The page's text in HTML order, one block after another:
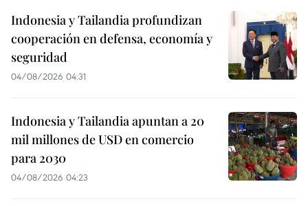
Indonesia y Tailandia profundizan
cooperación en defensa, economía y
seguridad
04/08/2026 04:31
Indonesia y Tailandia apuntan a 20
mil millones de USD en comercio
para 2030
04/08/2026 04:23